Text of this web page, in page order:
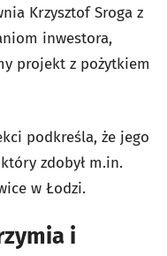
Krzysztof Sroga z
inwestora,
projekt z pożytkiem
podkreśla, że jego
zdobył m.in.
w Łodzi.
i